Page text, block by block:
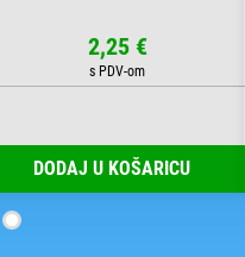
2,25 €
DODAJ U KOŠARICU